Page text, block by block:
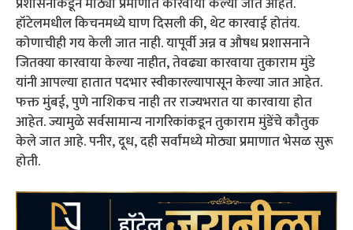
हॉटेलमधील किचनमध्ये घाण दिसली की, थेट कारवाई होतंय.
कोणाचीही गय केली जात नाही. यापूर्वी अन्न व औषध प्रशासनाने
जितक्या कारवाया केल्या नाहीत, तेवढ्या कारवाया तुकाराम मुंडे
यांनी आपल्या हातात पदभार स्वीकारल्यापासून केल्या जात आहेत.
फक्त मुंबई, पुणे नाशिकच नाही तर राज्यभरात या कारवाया होत
आहेत. ज्यामुळे सर्वसामान्य नागरिकांकडून तुकाराम मुंडेंचे काैतुक
केले जात आहे. पनीर, दूध, दही सर्वांमध्ये मोठ्या प्रमाणात भेसळ सुरू
होती.